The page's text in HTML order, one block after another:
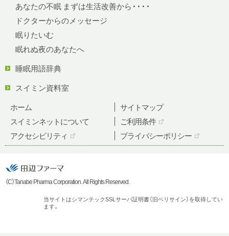
あなたの不眠 まずは生活改善から・・・・
ドクターからのメッセージ
眠りたいむ
眠れぬ夜のあなたへ
睡眠用語辞典
スイミン資料室
ホーム
サイトマップ
スイミンネットについて
ご利用条件
アクセシビリティ
プライバシーポリシー
（C）Tanabe Pharma Corporation. All Rights Reserved.
当サイトはシマンテックSSLサーバ証明書（旧ベリサイン）を取得してい
ます。